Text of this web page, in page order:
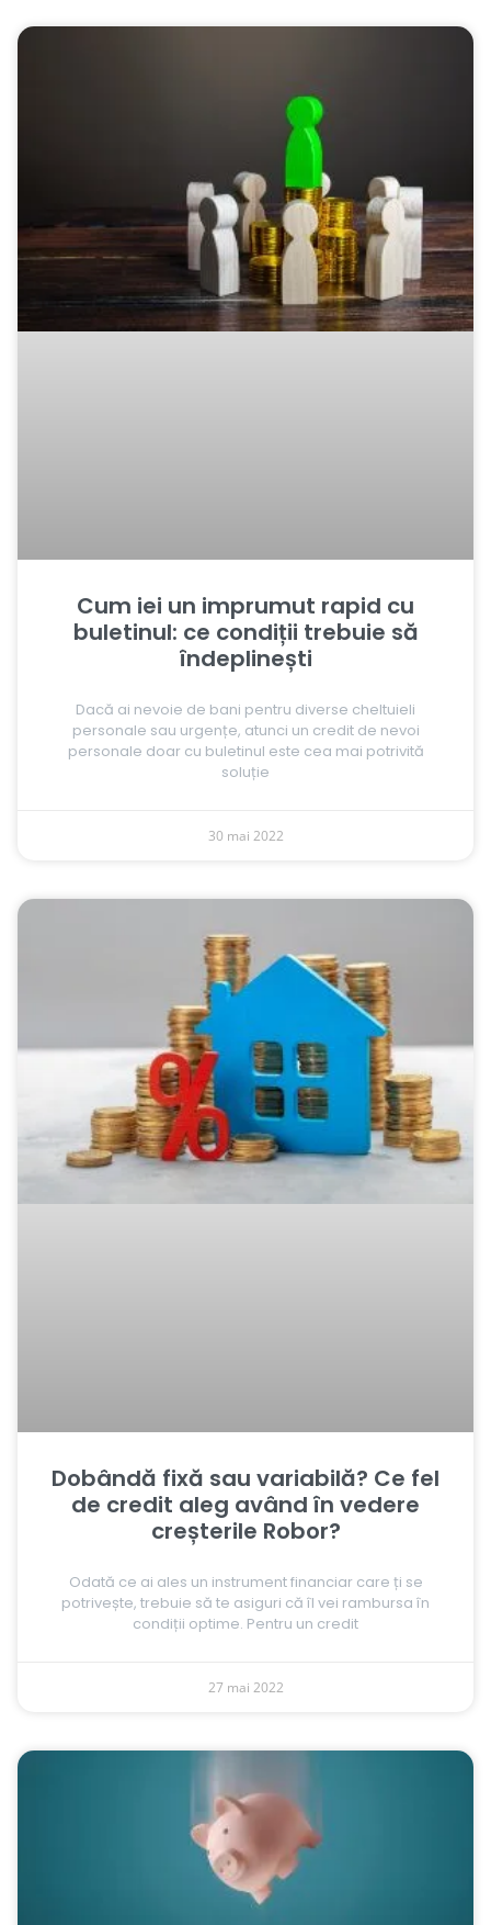
Cum iei un imprumut rapid cu
buletinul: ce condiții trebuie să
îndeplinești
Dacă ai nevoie de bani pentru diverse cheltuieli
personale sau urgențe, atunci un credit de nevoi
personale doar cu buletinul este cea mai potrivită
soluție
30 mai 2022
Dobândă fixă sau variabilă? Ce fel
de credit aleg având în vedere
creșterile Robor?
Odată ce ai ales un instrument financiar care ți se
potrivește, trebuie să te asiguri că îl vei rambursa în
condiții optime. Pentru un credit
27 mai 2022